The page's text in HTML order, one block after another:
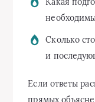
Сколько
и
Если ответы
прямых